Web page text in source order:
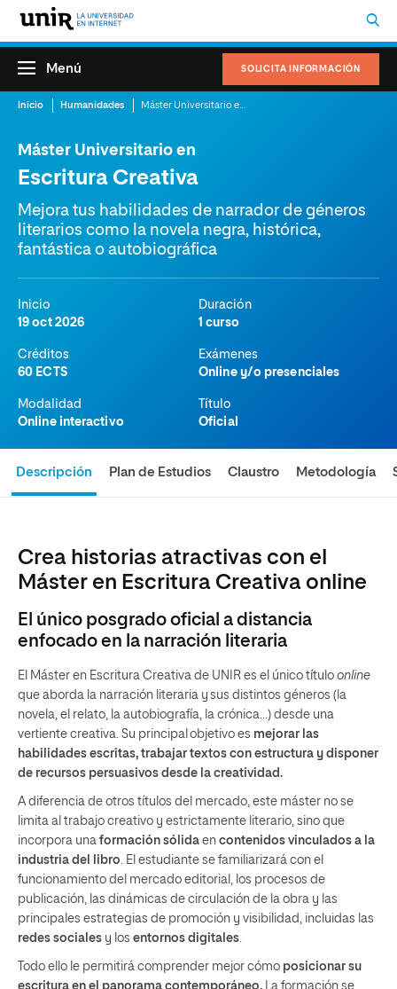
SOLICITA INFORMACIÓN
Menú
Inicio Humanidades
Máster Universitario en
Escritura Creativa
Mejora tus habilidades de narrador de géneros
literarios como la novela negra, histórica,
fantástica o autobiográfica
Inicio
19 oct 2026
Duración
1 curso
Créditos
60 ECTS
Exámenes
Online y/o presenciales
Modalidad
Online interactivo
Título
Oficial
Descripción Plan de Estudios Claustro Metodología
Crea historias atractivas con el
Máster en Escritura Creativa online
El único posgrado oficial a distancia
enfocado en la narración literaria
El Máster en Escritura Creativa de UNIR es el único título online
que aborda la narración literaria y sus distintos géneros (la
novela, el relato, la autobiografía, la crónica…) desde una
vertiente creativa. Su principal objetivo es mejorar las
habilidades escritas, trabajar textos con estructura y disponer
de recursos persuasivos desde la creatividad.
A diferencia de otros títulos del mercado, este máster no se
limita al trabajo creativo y estrictamente literario, sino que
incorpora una formación sólida en contenidos vinculados a la
industria del libro. El estudiante se familiarizará con el
funcionamiento del mercado editorial, los procesos de
publicación, las dinámicas de circulación de la obra y las
principales estrategias de promoción y visibilidad, incluidas las
redes sociales y los entornos digitales.
Todo ello le permitirá comprender mejor cómo posicionar su
escritura en el panorama contemporáneo. La formación se